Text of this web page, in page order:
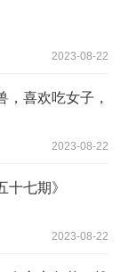
2023-08-22
，喜欢吃女子，
2023-08-22
七期》
2023-08-22